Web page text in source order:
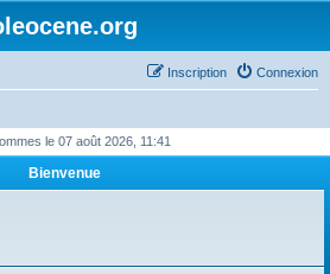
Connexion
Inscription
le 07 août 2026, 11:41
Bienvenue